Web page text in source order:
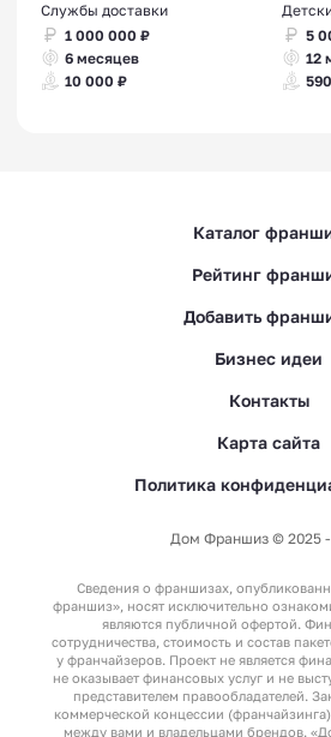
Службы доставки
1 000 000 ₽
6 месяцев
10 000 ₽
5
12
Каталог
Рейтинг
Добавить
Бизнес идеи
Контакты
Карта сайта
Политика
Дом Франшиз © 2025 -